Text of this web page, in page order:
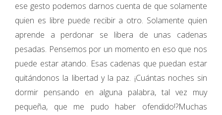
ese gesto podemos darnos cuenta de que solamente
quien es libre puede recibir a otro. Solamente quien
aprende a perdonar se libera de unas cadenas
pesadas. Pensemos por un momento en eso que nos
puede estar atando. Esas cadenas que puedan estar
quitándonos la libertad y la paz. ¡Cuántas noches sin
dormir pensando en alguna palabra, tal vez muy
pequeña, que me pudo haber ofendido!?Muchas